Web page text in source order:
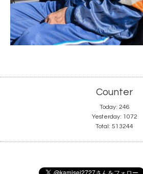
Counter
Today: 246
Yesterday: 1072
Total: 513244